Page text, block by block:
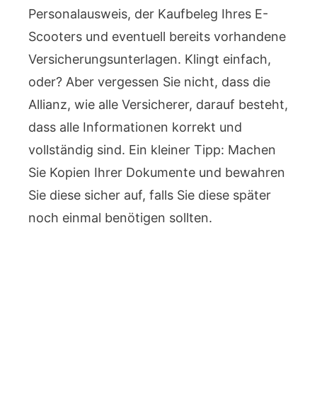
Personalausweis, der Kaufbeleg Ihres E-
Scooters und eventuell bereits vorhandene
Versicherungsunterlagen. Klingt einfach,
oder? Aber vergessen Sie nicht, dass die
Allianz, wie alle Versicherer, darauf besteht,
dass alle Informationen korrekt und
vollständig sind. Ein kleiner Tipp: Machen
Sie Kopien Ihrer Dokumente und bewahren
Sie diese sicher auf, falls Sie diese später
noch einmal benötigen sollten.